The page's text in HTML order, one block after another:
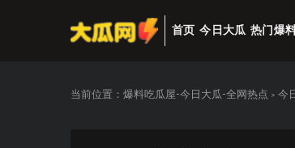
首页 今日大瓜 热门爆
当前位置： 爆料吃瓜屋-今日大瓜-全网热点 > 今